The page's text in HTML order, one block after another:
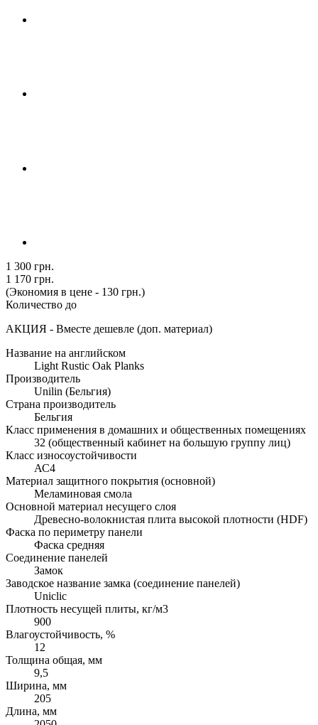
1 300 грн.
1 170 грн.
(Экономия в цене - 130 грн.)
Количество до
АКЦИЯ - Вместе дешевле (доп. материал)
Название на английском
Light Rustic Oak Planks
Производитель
Unilin (Бельгия)
Страна производитель
Бельгия
Класс применения в домашних и общественных помещениях
32 (общественный кабинет на большую группу лиц)
Класс износоустойчивости
АС4
Материал защитного покрытия (основной)
Меламиновая смола
Основной материал несущего слоя
Древесно-волокнистая плита высокой плотности (HDF)
Фаска по периметру панели
Фаска средняя
Соединение панелей
Замок
Заводское название замка (соединение панелей)
Uniclic
Плотность несущей плиты, кг/м3
900
Влагоустойчивость, %
12
Толщина общая, мм
9,5
Ширина, мм
205
Длина, мм